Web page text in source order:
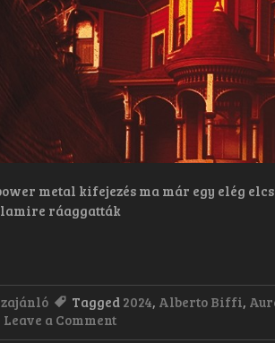
metal kifejezés ma már egy elég
ráaggatták
Tagged 2024, Alberto Biffi,
Leave a Commenton